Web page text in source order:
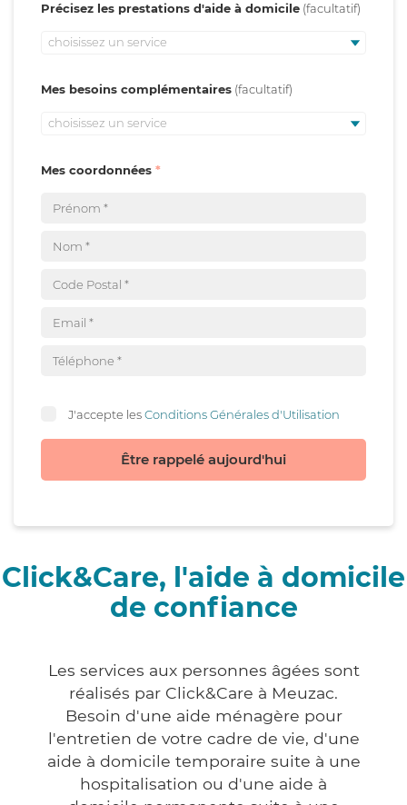
Précisez les prestations d'aide à domicile
choisissez un service
Mes besoins complémentaires
choisissez un service
Mes coordonnées
J'accepte lesConditions Générales d'Utilisation
Être rappelé aujourd'hui
Click&Care, l'aide à domicile
de confiance
Les services aux personnes âgées sont
réalisés par Click&Care à Meuzac.
Besoin d'une aide ménagère pour
l'entretien de votre cadre de vie, d'une
aide à domicile temporaire suite à une
hospitalisation ou d'une aide à